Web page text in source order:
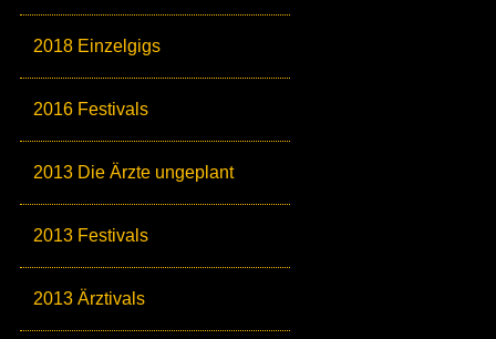
2018 Einzelgigs
2016 Festivals
2013 Die Ärzte ungeplant
2013 Festivals
2013 Ärztivals